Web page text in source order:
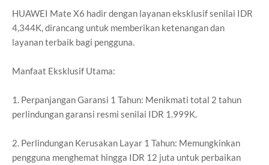
HUAWEI Mate X6 hadir dengan layanan eksklusif senilai IDR
4,344K, dirancang untuk memberikan ketenangan dan
layanan terbaik bagi pengguna.
Manfaat Eksklusif Utama:
1. Perpanjangan Garansi 1 Tahun: Menikmati total 2 tahun
perlindungan garansi resmi senilai IDR 1.999K.
2. Perlindungan Kerusakan Layar 1 Tahun: Memungkinkan
pengguna menghemat hingga IDR 12 juta untuk perbaikan